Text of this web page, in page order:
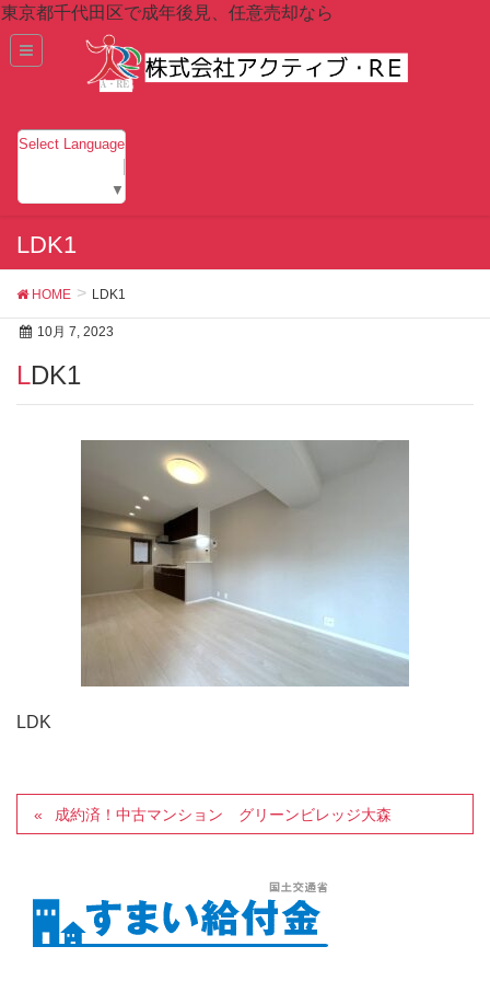
東京都千代田区で成年後見、任意売却なら
Select Language
▼
LDK1
HOME LDK1
10月 7, 2023
LDK1
LDK
成約済！中古マンション グリーンビレッジ大森